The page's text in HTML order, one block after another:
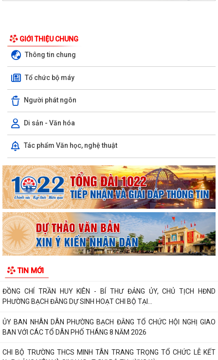
GIỚI THIỆU CHUNG
Thông tin chung
Tổ chức bộ máy
Người phát ngôn
Di sản - Văn hóa
Tác phẩm Văn học, nghệ thuật
TIN MỚI
PHƯỜNG BẠCH ĐẰNG CÓ 2 TUYẾN ĐƯỜNG ĐƯỢC ĐẶT TÊN THEO NGHỊ
QUYẾT SỐ 22/2026/NQ-HĐND, NGÀY 28/7/2026...
phường quy định nội dung chi, mức...
TIẾP TỤC THỰC HIỆN NGHIÊM CHỈ THỊ SỐ 17/CT-UBND CỦA UBND
THÀNH PHỐ HẢI PHÒNG VỀ TĂNG CƯỜNG CÔNG TÁC...
ĐẢNG ỦY PHƯỜNG BẠCH ĐẰNG HỌP TỔ CÔNG TÁC THỰC HIỆN SỐ
HÓA, TẠO LẬP DỮ LIỆU ĐẢNG VIÊN
ĐẢNG VIÊN VÀ SINH HOẠT CHI BỘ THƯỜNG KỲ...
ĐỒNG CHÍ TRẦN HUY KIÊN - BÍ THƯ ĐẢNG ỦY, CHỦ TỊCH HĐND
PHƯỜNG BẠCH ĐẰNG DỰ SINH HOẠT CHI BỘ TẠI...
ỦY BAN NHÂN DÂN PHƯỜNG BẠCH ĐẰNG TỔ CHỨC HỘI NGHỊ GIAO
BAN VỚI CÁC TỔ DÂN PHỐ THÁNG 8 NĂM 2026
CHI BỘ TRƯỜNG THCS MINH TÂN TRANG TRỌNG TỔ CHỨC LỄ KẾT
NẠP ĐẢNG VIÊN VÀ SINH HOẠT CHI BỘ THƯỜNG KỲ...
KHAI MẠC KỲ HỌP KHÔNG THƯỜNG LỆ LẦN THỨ NHẤT CỦA QUỐC HỘI
ĐẢNG ỦY - HĐND - UBND - ỦY BAN MTTQ VIỆT NAM PHƯỜNG BẠCH
ĐẰNG TỔ CHỨC LỄ CHÀO CỜ ĐẦU THÁNG 8/2026
CÁC CHI BỘ TRỰC THUỘC ĐẢNG BỘ PHƯỜNG BẠCH ĐẰNG TỔ CHỨC
NGHỊ QUYẾT ĐẶT TÊN ĐƯỜNG, PHỐ VÀ CÔNG TRÌNH CÔNG CỘNG